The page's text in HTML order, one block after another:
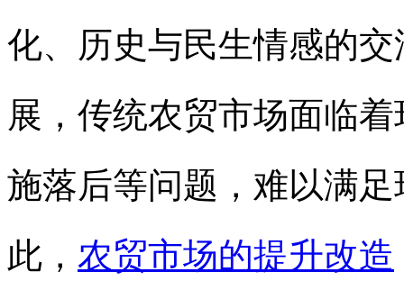
化、历史与民生情感的
展，传统农贸市场面临
施落后等问题，难以满
此， 农贸市场的提升改造